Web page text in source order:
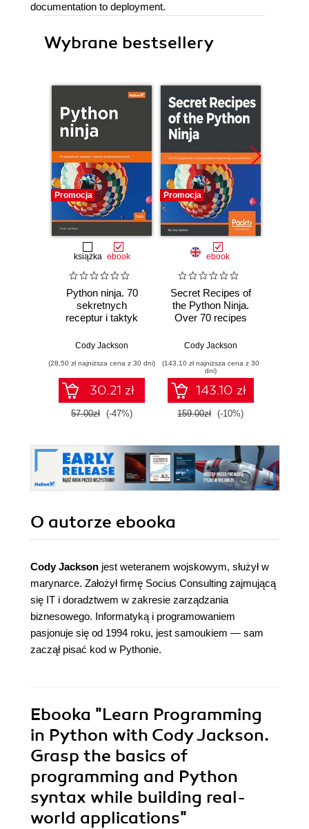
documentation to deployment.
Wybrane bestsellery
Promocja
książka ebook
Python ninja. 70
sekretnych
receptur i taktyk
Cody Jackson
(28,50 zł najniższa cena z 30 dni)
30.21 zł
57.00zł (-47%)
Promocja
ebook
Secret Recipes of
the Python Ninja.
Over 70 recipes
powerful
tactics in Python
Cody Jackson
(143,10 zł najniższa cena z 30
dni)
143.10 zł
159.00zł (-10%)
O autorze ebooka
Cody Jackson jest weteranem wojskowym, służył w
marynarce. Założył firmę Socius Consulting zajmującą
się IT i doradztwem w zakresie zarządzania
biznesowego. Informatyką i programowaniem
pasjonuje się od 1994 roku, jest samoukiem — sam
zaczął pisać kod w Pythonie.
Ebooka "Learn Programming
in Python with Cody Jackson.
Grasp the basics of
programming and Python
syntax while building real-
world applications"